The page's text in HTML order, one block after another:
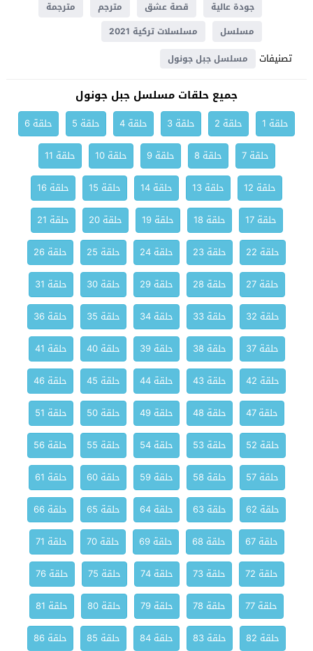
جودة عالية
قصة عشق مترجم
مترجمة
مسلسل
مسلسلات تركية 2021
تصنيفات مسلسل جبل جونول
جميع حلقات مسلسل جبل جونول
حلقة 1 حلقة 2 حلقة 3 حلقة 4 حلقة 5
حلقة 6
حلقة 7
حلقة 8 حلقة 9 حلقة 10
حلقة 11
حلقة 12
حلقة 13 حلقة 14 حلقة 15
حلقة 16
حلقة 17
حلقة 18 حلقة 19 حلقة 20
حلقة 21
حلقة 22
حلقة 23 حلقة 24 حلقة 25
حلقة 26
حلقة 27
حلقة 28 حلقة 29 حلقة 30
حلقة 31
حلقة 32
حلقة 33 حلقة 34 حلقة 35
حلقة 36
حلقة 37
حلقة 38 حلقة 39 حلقة 40
حلقة 41
حلقة 42
حلقة 43 حلقة 44 حلقة 45
حلقة 46
حلقة 47
حلقة 48 حلقة 49 حلقة 50
حلقة 51
حلقة 52
حلقة 53 حلقة 54 حلقة 55
حلقة 56
حلقة 57
حلقة 58 حلقة 59 حلقة 60
حلقة 61
حلقة 62
حلقة 63 حلقة 64 حلقة 65
حلقة 66
حلقة 67
حلقة 68 حلقة 69 حلقة 70
حلقة 71
حلقة 72
حلقة 73 حلقة 74 حلقة 75
حلقة 76
حلقة 77
حلقة 78 حلقة 79 حلقة 80
حلقة 81
حلقة 82
حلقة 83 حلقة 84 حلقة 85
حلقة 86